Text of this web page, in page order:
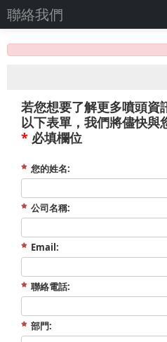
聯絡我們
若您想要了解更多噴頭資
以下表單，我們將儘快與
* 必填欄位
您的姓名:
公司名稱:
Email:
聯絡電話:
部門: